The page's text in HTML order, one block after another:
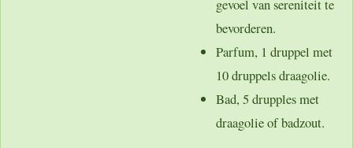
gevoel van sereniteit te
bevorderen.
Parfum, 1 druppel met
10 druppels draagolie.
Bad, 5 drupples met
draagolie of badzout.